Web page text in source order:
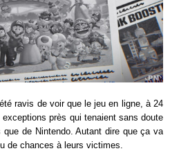
ravis de voir que le jeu en ligne, à 24
près qui tenaient sans doute
de Nintendo. Autant dire que ça va
de chances à leurs victimes.